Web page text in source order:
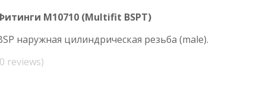
M10710 (Multifit BSPT)
наружная цилиндрическая резьба (male).
reviews)